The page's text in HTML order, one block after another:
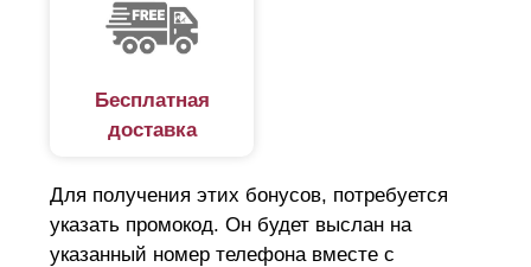
Бесплатная
доставка
Для получения этих бонусов, потребуется
указать промокод. Он будет выслан на
указанный номер телефона вместе с